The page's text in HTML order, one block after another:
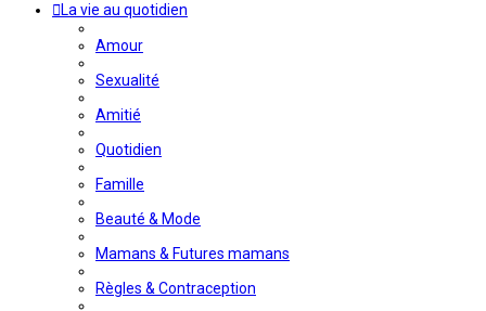
La vie au quotidien
Amour
Sexualité
Amitié
Quotidien
Famille
Beauté & Mode
Mamans & Futures mamans
Règles & Contraception